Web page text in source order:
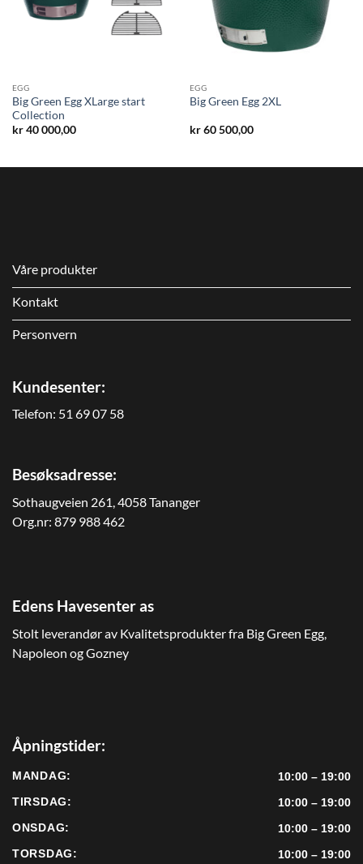
EGG
Big Green Egg XLarge start
Collection
kr40 000,00
EGG
Big Green Egg 2XL
kr60 500,00
Våre produkter
Kontakt
Personvern
Kundesenter:
Telefon: 51 69 07 58
Besøksadresse:
Sothaugveien 261, 4058 Tananger
Org.nr: 879 988 462
Edens Havesenter as
Stolt leverandør av Kvalitetsprodukter fra Big Green Egg,
Napoleon og Gozney
Åpningstider:
MANDAG:
10:00 – 19:00
TIRSDAG:
10:00 – 19:00
ONSDAG:
10:00 – 19:00
TORSDAG:
10:00 – 19:00